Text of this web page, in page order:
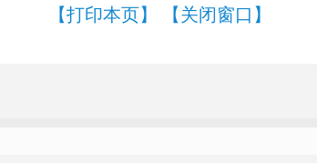
【打印本页】 【关闭窗口】